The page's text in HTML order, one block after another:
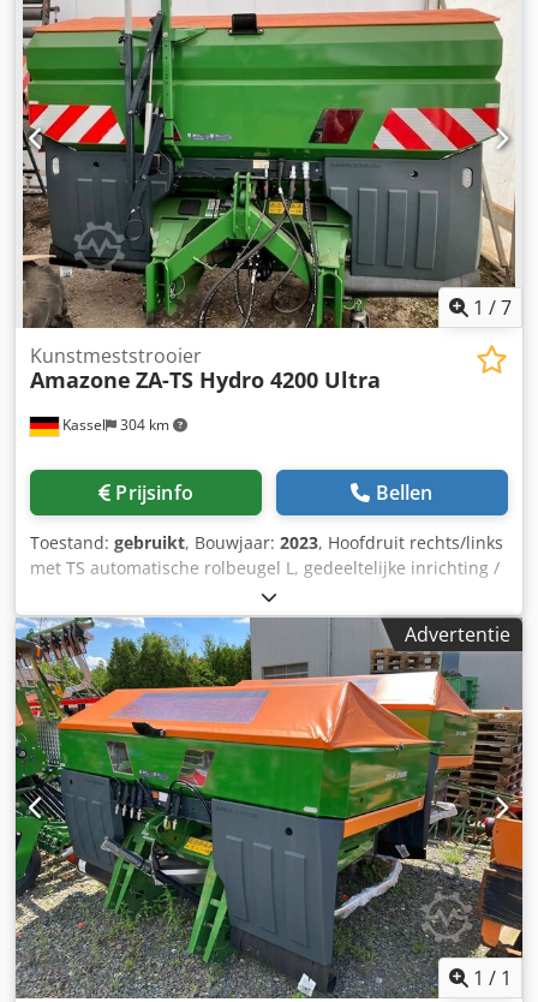
1 /7
Kassel 304 km
Kunstmeststrooier
Amazone ZA-TS Hydro 4200 Ultra
Prijsinfo Bellen
Toestand: gebruikt, Bouwjaar: 2023, Hoofdruit rechts/links
met TS automatische rolbeugel L, gedeeltelijke inrichting /
zwenkbaar, fabrieksmatig gemonteerd. Hellingsensor voor
elektronisch weegsysteem / instelsysteem voor
inleidmechanisme. Profi-weegsysteem inbouwdelen voor
ZA basismachines. LED / Achterverlichting handmatig.
Csdpfxjt A Udge Ahaeha
Advertentie
1 / 1